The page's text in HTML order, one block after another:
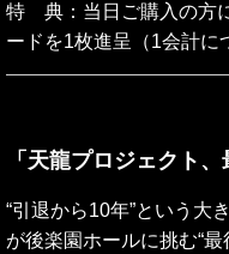
特 典：当日ご購入の方
ードを1枚進呈（1会計に
「天龍プロジェクト
“引退から10年”という大
が後楽園ホールに挑む“最